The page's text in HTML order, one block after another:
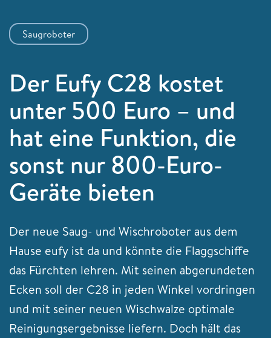
Saugroboter
Der Eufy C28 kostet
unter 500 Euro – und
hat eine Funktion, die
sonst nur 800-Euro-
Geräte bieten
Der neue Saug- und Wischroboter aus dem
Hause eufy ist da und könnte die Flaggschiffe
das Fürchten lehren. Mit seinen abgerundeten
Ecken soll der C28 in jeden Winkel vordringen
und mit seiner neuen Wischwalze optimale
Reinigungsergebnisse liefern. Doch hält das